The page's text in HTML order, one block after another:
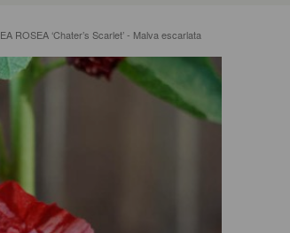
ROSEA ‘Chater’s Scarlet’ - Malva escarlata